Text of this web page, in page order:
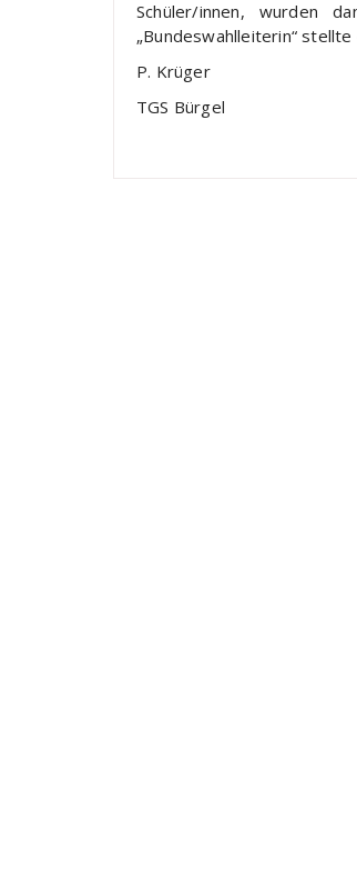
Schüler/innen, wurden
„Bundeswahlleiterin“
P. Krüger
TGS Bürgel